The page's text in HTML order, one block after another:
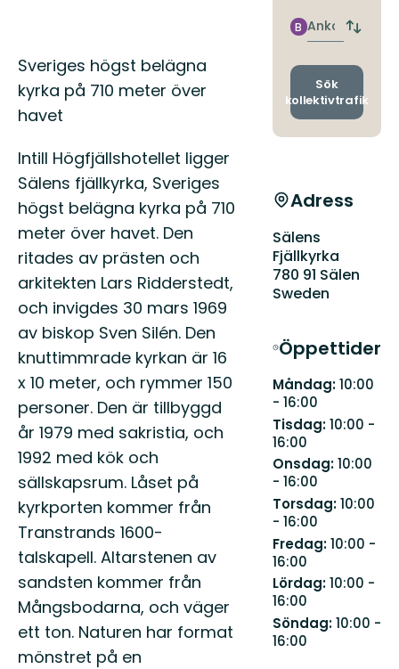
Beskrivning
Sveriges högst belägna
kyrka på 710 meter över
havet
Intill Högfjällshotellet ligger
Sälens fjällkyrka, Sveriges
högst belägna kyrka på 710
meter över havet. Den
ritades av prästen och
arkitekten Lars Ridderstedt,
och invigdes 30 mars 1969
av biskop Sven Silén. Den
knuttimmrade kyrkan är 16
x 10 meter, och rymmer 150
personer. Den är tillbyggd
år 1979 med sakristia, och
1992 med kök och
sällskapsrum. Låset på
kyrkporten kommer från
Transtrands 1600-
talskapell. Altarstenen av
sandsten kommer från
Mångsbodarna, och väger
ett ton. Naturen har format
mönstret på en
Ankomst
B
Byt
och
Sök
kollektivtrafik
Adress
Sälens
Fjällkyrka
780 91 Sälen
Sweden
Öppettider
Måndag:10:00
- 16:00
Tisdag:10:00 -
16:00
Onsdag:10:00
- 16:00
Torsdag:10:00
- 16:00
Fredag:10:00 -
16:00
Lördag:10:00 -
16:00
Söndag:10:00 -
16:00